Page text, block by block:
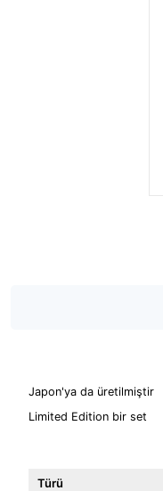
Japon'ya da üretilmiştir
Limited Edition bir set
Türü